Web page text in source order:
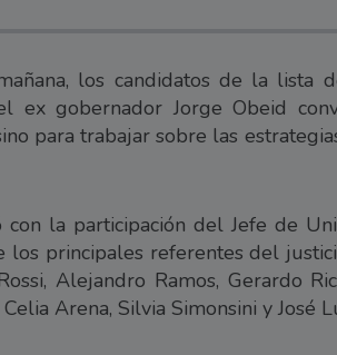
los candidatos de la lista
ex gobernador Jorge Obeid
para trabajar sobre las
con la participación del Jefe de
los principales referentes del
Alejandro Ramos, Gerardo
Arena, Silvia Simonsini y José